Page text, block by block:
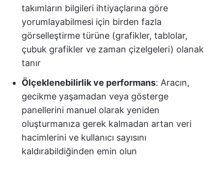
takımların bilgileri ihtiyaçlarına göre
yorumlayabilmesi için birden fazla
görselleştirme türüne (grafikler, tablolar,
çubuk grafikler ve zaman çizelgeleri) olanak
tanır
Ölçeklenebilirlik ve performans: Aracın,
gecikme yaşamadan veya gösterge
panellerini manuel olarak yeniden
oluşturmanıza gerek kalmadan artan veri
hacimlerini ve kullanıcı sayısını
kaldırabildiğinden emin olun